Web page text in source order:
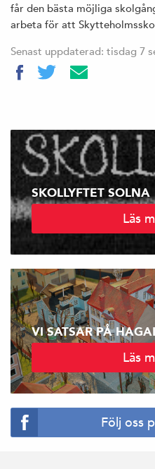
får den bästa möjliga
arbeta för att
Senast uppdaterad: tisdag 7
SKOLLYFTET SOLNA
Läs
VI SATSAR PÅ
Läs
Följ oss